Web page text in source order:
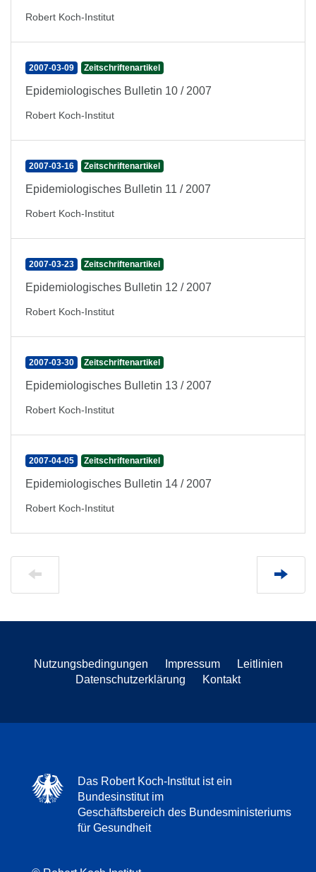
Robert Koch-Institut
2007-03-09 Zeitschriftenartikel
Epidemiologisches Bulletin 10 / 2007
Robert Koch-Institut
2007-03-16 Zeitschriftenartikel
Epidemiologisches Bulletin 11 / 2007
Robert Koch-Institut
2007-03-23 Zeitschriftenartikel
Epidemiologisches Bulletin 12 / 2007
Robert Koch-Institut
2007-03-30 Zeitschriftenartikel
Epidemiologisches Bulletin 13 / 2007
Robert Koch-Institut
2007-04-05 Zeitschriftenartikel
Epidemiologisches Bulletin 14 / 2007
Robert Koch-Institut
Nutzungsbedingungen Impressum
Leitlinien
Datenschutzerklärung
Kontakt
Das Robert Koch-Institut ist ein
Bundesinstitut im
Geschäftsbereich des Bundesministeriums
für Gesundheit